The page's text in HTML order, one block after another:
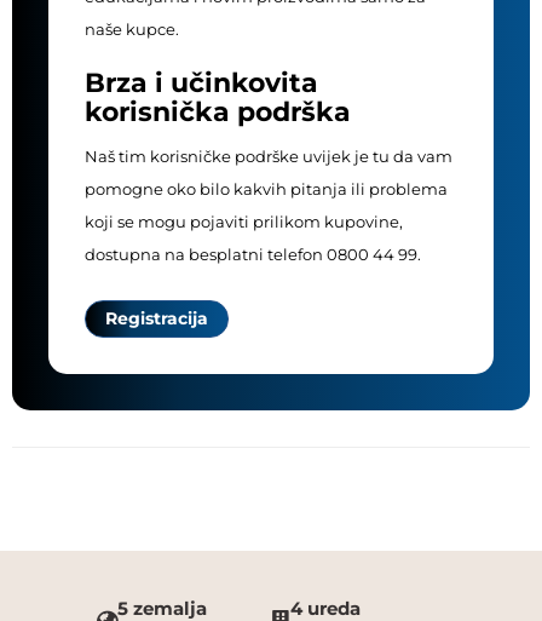
naše kupce.
Brza i učinkovita
korisnička podrška
Naš tim korisničke podrške uvijek je tu da vam
pomogne oko bilo kakvih pitanja ili problema
koji se mogu pojaviti prilikom kupovine,
dostupna na besplatni telefon 0800 44 99.
Registracija
5 zemalja 4 ureda